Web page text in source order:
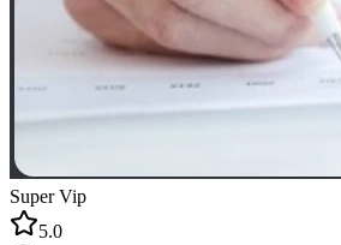
Super Vip
5.0